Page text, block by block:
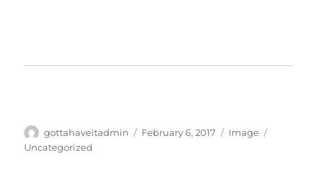
Author
gottahaveitadmin
Posted
February 6, 2017 Format
Image
Uncategorized